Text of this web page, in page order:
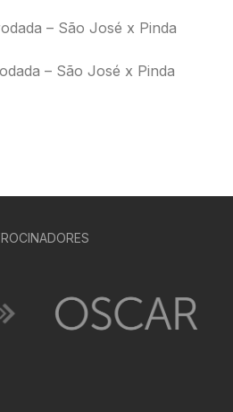
– São José x Pinda
– São José x Pinda